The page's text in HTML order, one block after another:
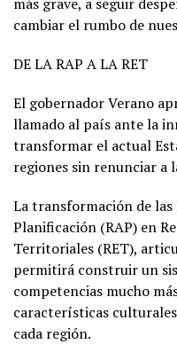
cambiar el rumbo de
DE LA RAP A LA RET
El gobernador Verano
llamado al país ante la
transformar el actual
regiones sin renunciar a
La transformación de
Planificación (RAP) en
Territoriales (RET),
permitirá construir un
competencias mucho
características
cada región.